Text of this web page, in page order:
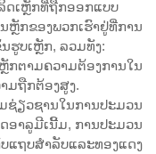
ດເຫຼັກທີ່ຖືກອອກແບບ
ຂອງພວກເຮົາຢູ່ທີ່ການ
ຮູບເຫຼັກ, ລວມທັງ:
ຕາມຄວາມຕ້ອງການໃນ
ມຖືກຕ້ອງສູງ.
ວຊານໃນການປະມວນ
ອາລູມີເນີ້ມ, ການປະມວນ
ແຖບສຳລັບແລະທອງແດງ